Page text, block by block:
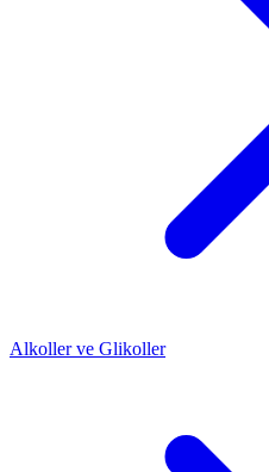
Alkoller ve Glikoller